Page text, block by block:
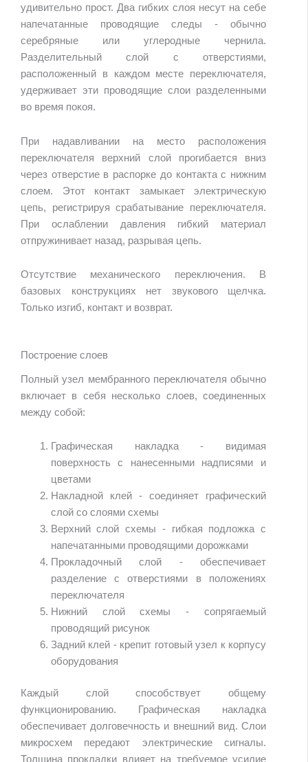
удивительно прост. Два гибких слоя несут на себе
напечатанные проводящие следы - обычно
серебряные или углеродные чернила.
Разделительный слой с отверстиями,
расположенный в каждом месте переключателя,
удерживает эти проводящие слои разделенными
во время покоя.
При надавливании на место расположения
переключателя верхний слой прогибается вниз
через отверстие в распорке до контакта с нижним
слоем. Этот контакт замыкает электрическую
цепь, регистрируя срабатывание переключателя.
При ослаблении давления гибкий материал
отпружинивает назад, разрывая цепь.
Отсутствие механического переключения. В
базовых конструкциях нет звукового щелчка.
Только изгиб, контакт и возврат.
Построение слоев
Полный узел мембранного переключателя обычно
включает в себя несколько слоев, соединенных
между собой:
Графическая накладка - видимая
поверхность с нанесенными надписями и
цветами
Накладной клей - соединяет графический
слой со слоями схемы
Верхний слой схемы - гибкая подложка с
напечатанными проводящими дорожками
Прокладочный слой - обеспечивает
разделение с отверстиями в положениях
переключателя
Нижний слой схемы - сопрягаемый
проводящий рисунок
Задний клей - крепит готовый узел к корпусу
оборудования
Каждый слой способствует общему
функционированию. Графическая накладка
обеспечивает долговечность и внешний вид. Слои
микросхем передают электрические сигналы.
Толщина прокладки влияет на требуемое усилие